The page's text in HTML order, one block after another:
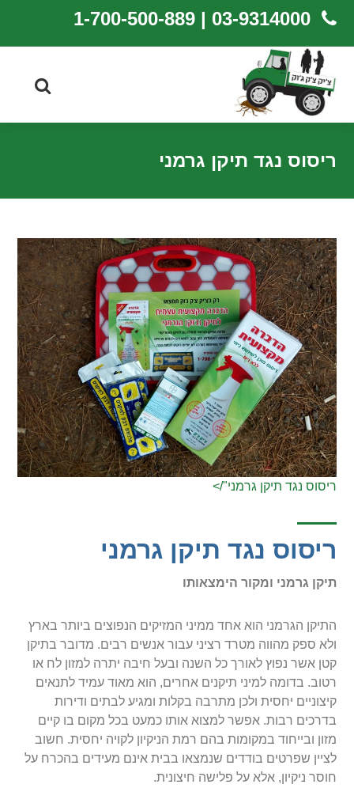
03-9314000 | 1-700-500-889
ריסוס נגד תיקן גרמני
ריסוס נגד תיקן גרמני"/>
ריסוס נגד תיקן גרמני
תיקן גרמני ומקור הימצאותו
התיקן הגרמני הוא אחד ממיני המזיקים הנפוצים ביותר בארץ
ולא ספק מהווה מטרד רציני עבור אנשים רבים. מדובר בתיקן
קטן אשר נפוץ לאורך כל השנה ובעל חיבה יתרה למזון לח או
רטוב. בדומה למיני תיקנים אחרים, הוא מאוד עמיד לתנאים
קיצוניים יחסית ולכן מתרבה בקלות ומגיע לבתים ודירות
בדרכים רבות. אפשר למצוא אותו כמעט בכל מקום בו קיים
מזון ובייחוד במקומות בהם רמת הניקיון לקויה יחסית. חשוב
לציין שפרטים בודדים שנמצאו בבית אינם מעידים בהכרח על
חוסר ניקיון, אלא על פלישה חיצונית.